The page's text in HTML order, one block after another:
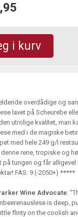
i kurv
overdådige og
lavet på Scheurebe
utrolige kvalitet, man
med i de magiske
med hele 249 g/l
rene, tropiske og
tungen og får
FAS: 9 (-2050+) *****
Wine Advocate:
is deep,
flinty on the coolish